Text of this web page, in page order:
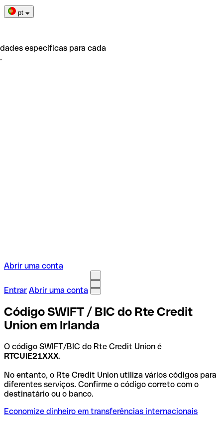
pt
específicas para cada
Abrir uma conta
Entrar Abrir uma conta
Código SWIFT / BIC do Rte Credit
Union em Irlanda
O código SWIFT/BIC do Rte Credit Union é
RTCUIE21XXX.
No entanto, o Rte Credit Union utiliza vários códigos para
diferentes serviços. Confirme o código correto com o
destinatário ou o banco.
Economize dinheiro em transferências internacionais